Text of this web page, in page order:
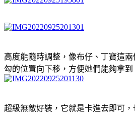
高度能隨時調整，像布仔、丁寶這
勾的位置向下移，方便她們能夠拿到
超級無敵好裝，它就是卡進去即可